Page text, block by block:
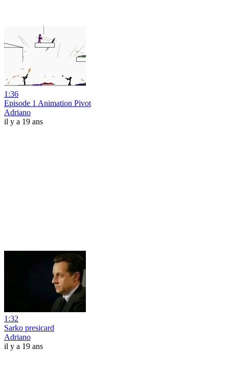
1:36
Episode 1 Animation Pivot
Adriano
il y a 19 ans
1:32
Sarko presicard
Adriano
il y a 19 ans